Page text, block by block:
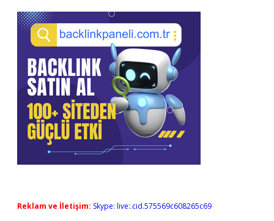
Reklam ve İletişim: Skype: live:.cid.575569c608265c69